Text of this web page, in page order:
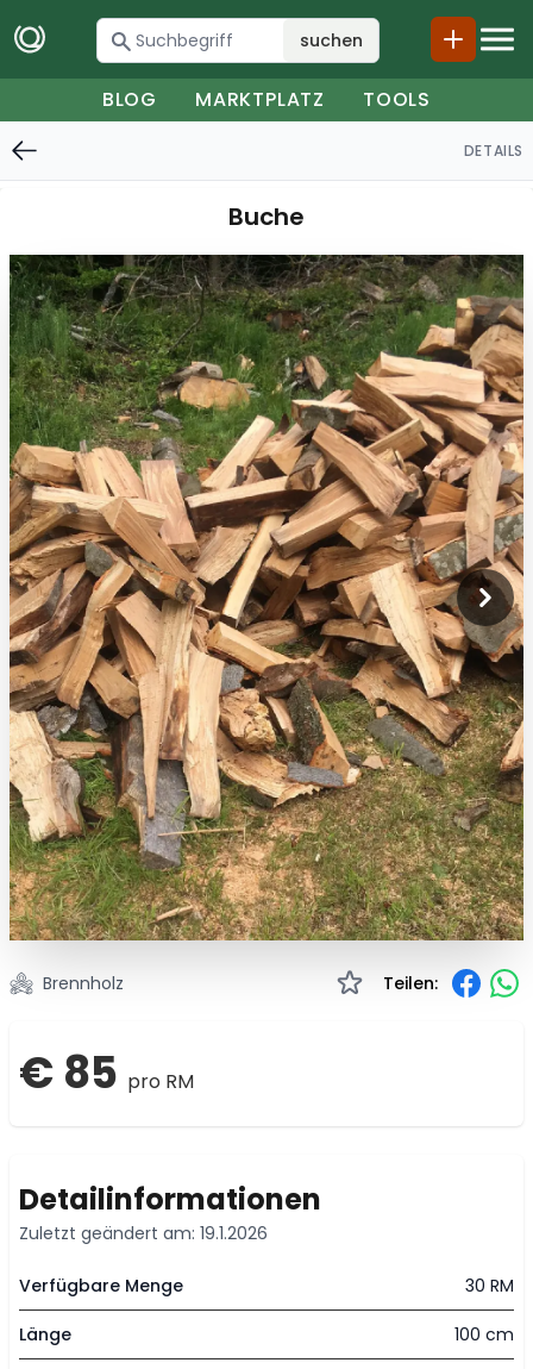
suchen
BLOG MARKTPLATZ TOOLS
DETAILS
Buche
Brennholz Teilen:
€ 85 pro RM
Detailinformationen
Zuletzt geändert am: 19.1.2026
Verfügbare Menge 30 RM
Länge 100 cm